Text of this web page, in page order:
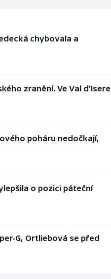
chybovala a
zranění. Ve Val d'Isere
poháru nedočkají,
o pozici páteční
G, Ortliebová se před